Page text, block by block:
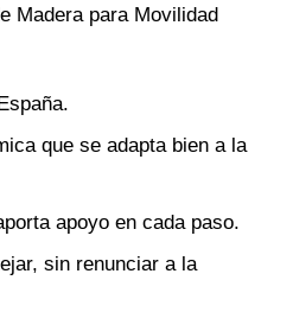
Madera para Movilidad
que se adapta bien a la
apoyo en cada paso.
sin renunciar a la